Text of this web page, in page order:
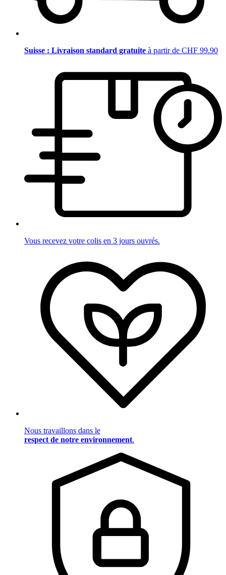
Suisse : Livraison standard gratuite à partir de CHF 99.90
Vous recevez votre colis en 3 jours ouvrés.
Nous travaillons dans le
respect de notre environnement.